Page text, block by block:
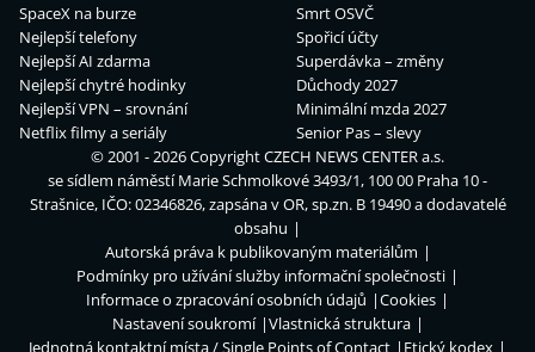
SpaceX na burze
Nejlepší telefony
Nejlepší AI zdarma
Nejlepší chytré hodinky
Nejlepší VPN – srovnání
Netflix filmy a seriály
Smrt OSVČ
Spořicí účty
Superdávka – změny
Důchody 2027
Minimální mzda 2027
Senior Pas – slevy
© 2001 - 2026 CopyrightCZECH NEWS CENTER a.s.
se sídlem náměstí Marie Schmolkové 3493/1, 100 00 Praha 10 -
Strašnice, IČO: 02346826, zapsána v OR, sp.zn. B 19490 a dodavatelé
obsahu
Autorská práva k publikovaným materiálům
Podmínky pro užívání služby informační společnosti
Informace o zpracování osobních údajů
Cookies
Nastavení soukromí
Vlastnická struktura
Jednotná kontaktní místa / Single Points of Contact
Etický kodex